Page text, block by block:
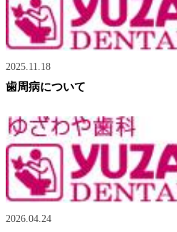
2025.11.18
歯周病について
2026.04.24